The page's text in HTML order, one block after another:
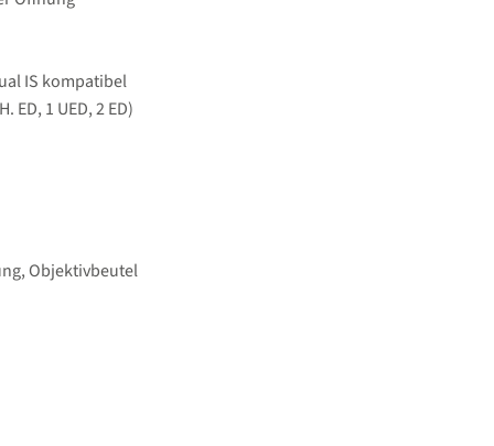
IS kompatibel
1 UED, 2 ED)
Objektivbeutel